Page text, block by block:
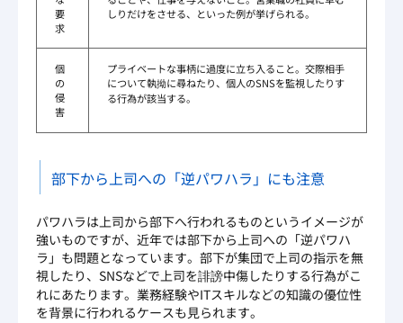
要
求
しりだけをさせる、といった例が挙げられる。
個
の
侵
害
プライベートな事柄に過度に立ち入ること。交際相手
について執拗に尋ねたり、個人のSNSを監視したりす
る行為が該当する。
部下から上司への「逆パワハラ」にも注意
パワハラは上司から部下へ行われるものというイメージが
強いものですが、近年では部下から上司への「逆パワハ
ラ」も問題となっています。部下が集団で上司の指示を無
視したり、SNSなどで上司を誹謗中傷したりする行為がこ
れにあたります。業務経験やITスキルなどの知識の優位性
を背景に行われるケースも見られます。